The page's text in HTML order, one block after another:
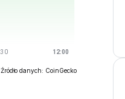
Źródło danych: CoinGecko